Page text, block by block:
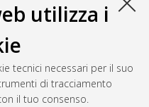
utilizza i
tecnici necessari per il suo
di tracciamento
il tuo consenso.
genetics: a
Italian population
Università di
della terra, della vita e